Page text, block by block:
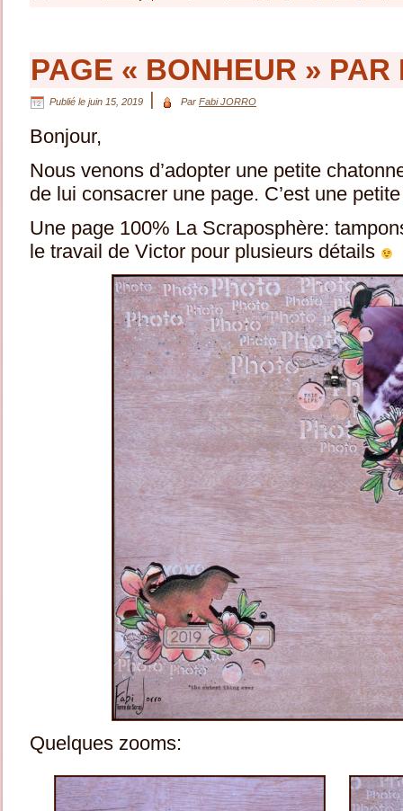
PAGE « BONHEUR »
Publié le juin 15, 2019 Par Fabi JORRO
Bonjour,
Nous venons d’adopter une petite
de lui consacrer une page. C’est une
Une page 100% La Scraposphère:
le travail de Victor pour plusieurs détails
Quelques zooms: